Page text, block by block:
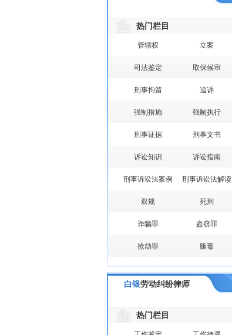
热门栏目
管辖权 立案
司法鉴定 取保候审
刑事拘留 追诉
强制措施 强制执行
刑事证据 刑事文书
诉讼知识 诉讼指南
刑事诉讼法案例 刑事诉讼法解读
双规 死刑
诈骗罪 盗窃罪
抢劫罪 贩毒
白银劳动纠纷律师
热门栏目